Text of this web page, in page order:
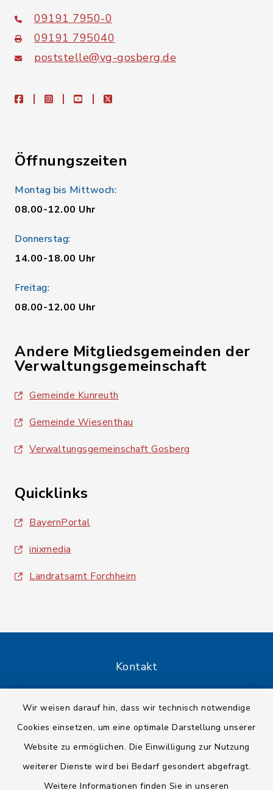
Wir weisen darauf hin, dass wir technisch notwendige
Cookies einsetzen, um eine optimale Darstellung unserer
Website zu ermöglichen. Die Einwilligung zur Nutzung
weiterer Dienste wird bei Bedarf gesondert abgefragt.
Weitere Informationen finden Sie in unseren
09191 7950-0
09191 795040
poststelle@vg-gosberg.de
facebookinstagramyoutubeX
Öffnungszeiten
Montag bis Mittwoch:
08.00-12.00 Uhr
Donnerstag:
14.00-18.00 Uhr
Freitag:
08.00-12.00 Uhr
Andere Mitgliedsgemeinden der
Verwaltungsgemeinschaft
Gemeinde Kunreuth
Gemeinde Wiesenthau
Verwaltungsgemeinschaft Gosberg
Quicklinks
BayernPortal
inixmedia
Landratsamt Forchheim
Kontakt
Datenschutz
Impressum